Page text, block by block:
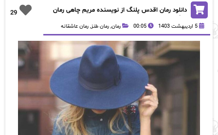
29
دانلود رمان اقدس پلنگ از نویسنده مریم چاهی رمان
5 اردیبهشت 1403 00:05 رمان, رمان طنز, رمان عاشقانه